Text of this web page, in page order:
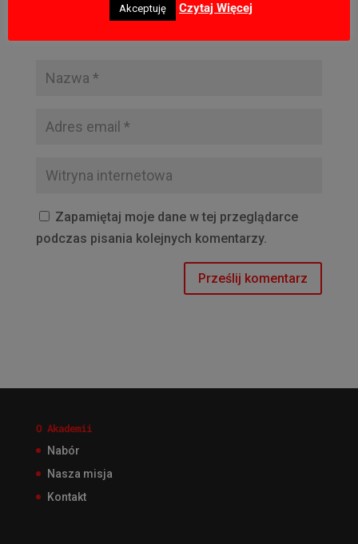
Zapamiętaj moje dane w tej przeglądarce
podczas pisania kolejnych komentarzy.
O Akademii
Nabór
Nasza misja
Kontakt
Akceptuję Czytaj Więcej